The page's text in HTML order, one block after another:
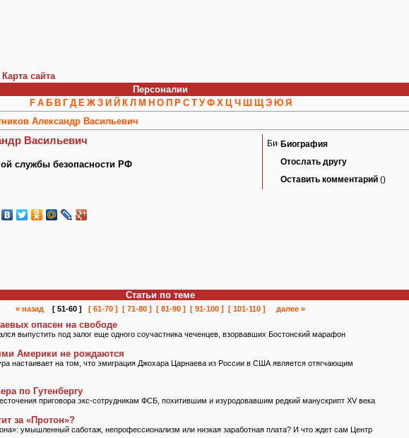
Карта сайта
Персоналии
F А Б В Г Д Е Ж З И Й К Л М Н О П Р С Т У Ф Х Ц Ч Ш Щ Э Ю Я
Александр Васильевич
Васильевич
службы безопасности РФ
Биография
Отослать другу
Оставить комментарий ()
Статьи по теме
« назад [ 51-60 ] [ 61-70 ] [ 71-80 ] [ 81-90 ] [ 91-100 ] [ 101-110 ]
далее »
опасен на свободе
выпустить под залог еще одного соучастника чеченцев, взорвавших Бостонский марафон
Америки не рождаются
настаивает на том, что эмиграция Джохара Царнаева из России в США является отягчающим
по Гутенбергу
приговора экс-сотрудникам ФСБ, похитившим и изуродовавшим редкий манускрипт XV века
за «Протон»?
умышленный саботаж, непрофессионализм или низкая заработная плата? И что ждет сам Центр